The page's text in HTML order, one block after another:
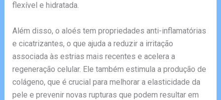
flexível e hidratada.
Além disso, o aloés tem propriedades anti-inflamatórias
e cicatrizantes, o que ajuda a reduzir a irritação
associada às estrias mais recentes e acelera a
regeneração celular. Ele também estimula a produção de
colágeno, que é crucial para melhorar a elasticidade da
pele e prevenir novas rupturas que podem resultar em